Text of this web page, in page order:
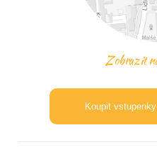
Zobrazit
Koupit vstupenky